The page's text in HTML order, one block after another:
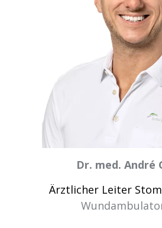
Dr. med. André
Ärztlicher Leiter